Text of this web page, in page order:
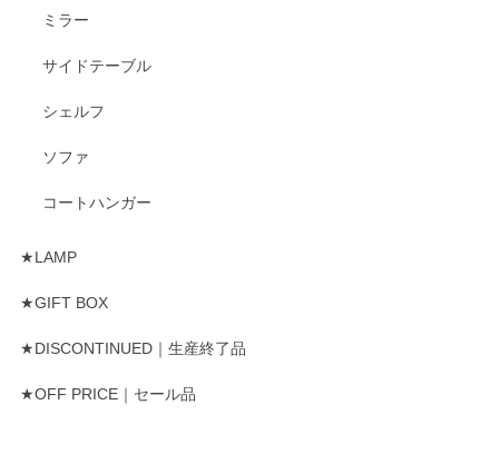
ミラー
サイドテーブル
シェルフ
ソファ
コートハンガー
★LAMP
★GIFT BOX
★DISCONTINUED｜生産終了品
★OFF PRICE｜セール品